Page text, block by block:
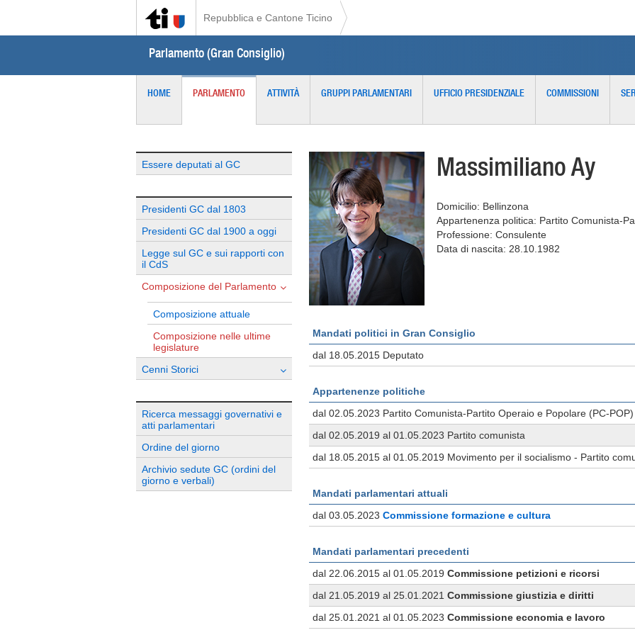
Repubblica e Cantone Ticino
Parlamento (Gran Consiglio)
HOME PARLAMENTO ATTIVITÀ GRUPPI PARLAMENTARI UFFICIO PRESIDENZIALE COMMISSIONI
Essere deputati al GC
Presidenti GC dal 1803
Presidenti GC dal 1900 a oggi
Legge sul GC e sui rapporti con
il CdS
Composizione del Parlamento
Composizione attuale
Composizione nelle ultime
legislature
Cenni Storici
Ricerca messaggi governativi e
atti parlamentari
Ordine del giorno
Archivio sedute GC (ordini del
giorno e verbali)
Massimiliano Ay
Domicilio: Bellinzona
Appartenenza politica: Partito Comunista-
Professione: Consulente
Data di nascita: 28.10.1982
Mandati politici in Gran Consiglio
dal 18.05.2015 Deputato
Appartenenze politiche
dal 02.05.2023 Partito Comunista-Partito Operaio e Popolare (PC-POP)
dal 02.05.2019 al 01.05.2023 Partito comunista
dal 18.05.2015 al 01.05.2019 Movimento per il socialismo - Partito
Mandati parlamentari attuali
dal 03.05.2023 Commissione formazione e cultura
Mandati parlamentari precedenti
dal 22.06.2015 al 01.05.2019 Commissione petizioni e ricorsi
dal 21.05.2019 al 25.01.2021 Commissione giustizia e diritti
dal 25.01.2021 al 01.05.2023 Commissione economia e lavoro